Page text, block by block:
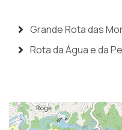
Grande Rota das
Rota da Água e da